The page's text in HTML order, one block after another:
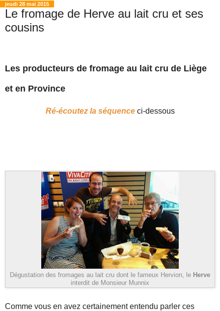
jeudi 28 mai 2015
Le fromage de Herve au lait cru et ses
cousins
Les producteurs de fromage au lait cru de Liège
et en Province
Ré-écoutez la séquenceci-dessous
Dégustation des fromages au lait cru dont le fameux Hervion, le Herve
interdit de Monsieur Munnix
Comme vous en avez certainement entendu parler ces